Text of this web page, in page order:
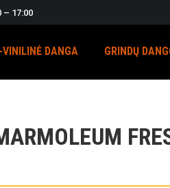
– 17:00
DANGA GRINDŲ